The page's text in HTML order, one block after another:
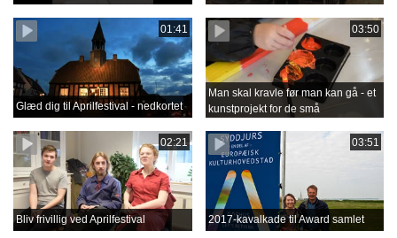
01:41
Glæd dig til Aprilfestival - nedkortet
03:50
Man skal kravle før man kan gå - et
kunstprojekt for de små
02:21
Bliv frivillig ved Aprilfestival
03:51
2017-kavalkade til Award samlet